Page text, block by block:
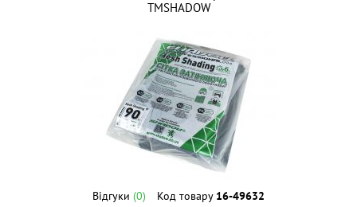
ТМSHADOW
Відгуки (0) Код товару 16-49632